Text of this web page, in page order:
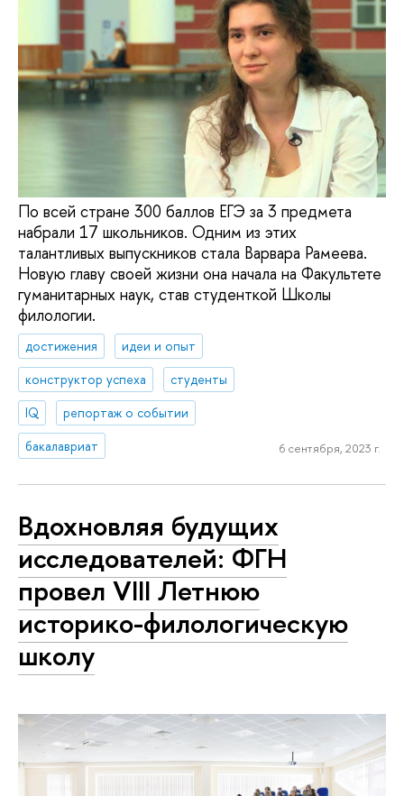
По всей стране 300 баллов ЕГЭ за 3 предмета
набрали 17 школьников. Одним из этих
талантливых выпускников стала Варвара Рамеева.
Новую главу своей жизни она начала на Факультете
гуманитарных наук, став студенткой Школы
филологии.
достижения
идеи и опыт
конструктор успеха
студенты
IQ
репортаж о событии
бакалавриат
6 сентября, 2023 г.
Вдохновляя будущих
исследователей: ФГН
провел VIII Летнюю
историко-филологическую
школу